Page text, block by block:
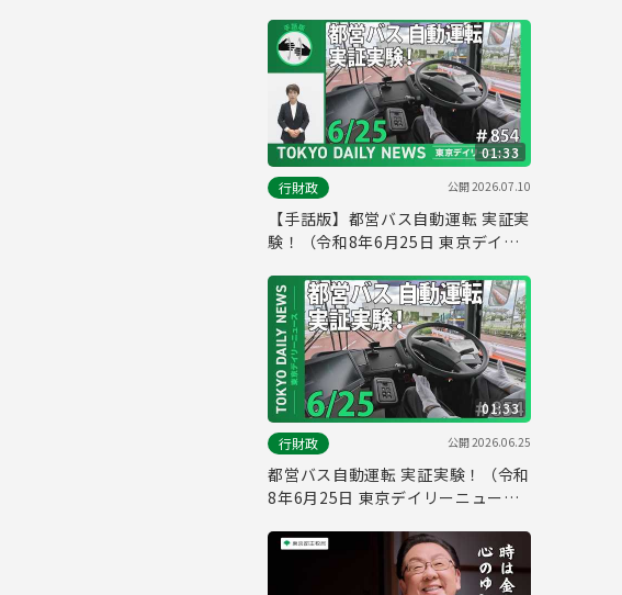
01:33
行財政
公開2026.07.10
【手話版】都営バス自動運転 実証実
験！（令和8年6月25日 東京デイリ
01:33
行財政
公開2026.06.25
都営バス自動運転 実証実験！（令和
8年6月25日 東京デイリーニュース